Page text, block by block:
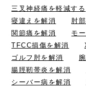
三叉神経痛を軽減する
寝違えを解消
肘
関節痛を解消
モ
TFCC損傷を解消
ゴルフ肘を解消
腸脛靭帯炎を解消
シーバー病を解消